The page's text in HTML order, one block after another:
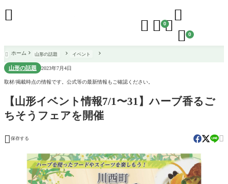
  0

 0

 ホーム 山形の話題 イベント
山形の話題 2023年7月4日
取材/掲載時点の情報です。公式等の最新情報もご確認ください。
【山形イベント情報7/1〜31】ハーブ香るご
ちそうフェアを開催
 保存する 